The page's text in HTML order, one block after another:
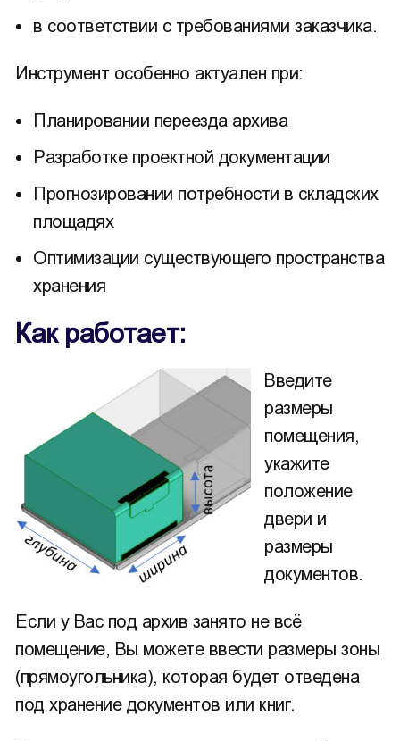
в соответствии с требованиями заказчика.
Инструмент особенно актуален при:
Планировании переезда архива
Разработке проектной документации
Прогнозировании потребности в складских
площадях
Оптимизации существующего пространства
хранения
Как работает:
Введите
размеры
помещения,
укажите
положение
двери и
размеры
документов.
Если у Вас под архив занято не всё
помещение, Вы можете ввести размеры зоны
(прямоугольника), которая будет отведена
под хранение документов или книг.